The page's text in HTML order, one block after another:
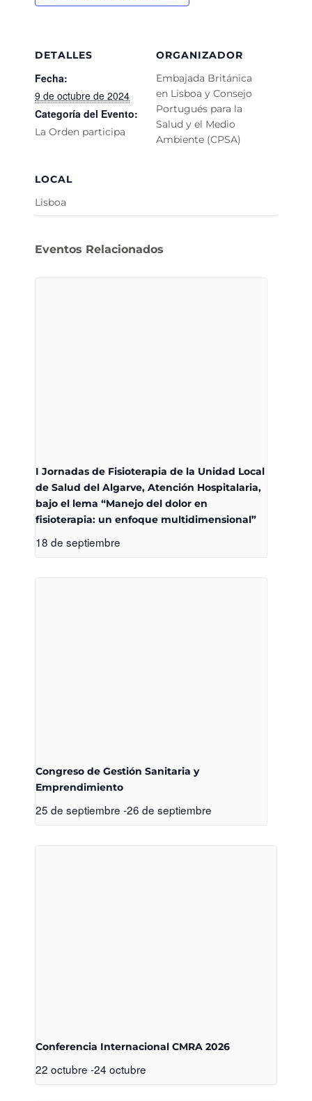
DETALLES
Fecha:
9 de octubre de 2024
Categoría del Evento:
La Orden participa
ORGANIZADOR
Embajada Británica
en Lisboa y Consejo
Portugués para la
Salud y el Medio
Ambiente (CPSA)
LOCAL
Lisboa
Eventos Relacionados
I Jornadas de Fisioterapia de la Unidad Local
de Salud del Algarve, Atención Hospitalaria,
bajo el lema “Manejo del dolor en
fisioterapia: un enfoque multidimensional”
18 de septiembre
Congreso de Gestión Sanitaria y
Emprendimiento
25 de septiembre -26 de septiembre
Conferencia Internacional CMRA 2026
22 octubre -24 octubre